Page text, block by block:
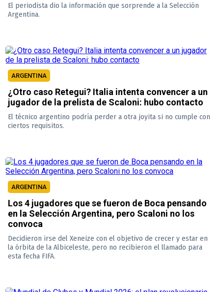
El periodista dio la información que sorprende a la Selección
Argentina.
ARGENTINA
¿Otro caso Retegui? Italia intenta convencer a un
jugador de la prelista de Scaloni: hubo contacto
El técnico argentino podría perder a otra joyita si no cumple con
ciertos requisitos.
ARGENTINA
Los 4 jugadores que se fueron de Boca pensando
en la Selección Argentina, pero Scaloni no los
convoca
Decidieron irse del Xeneize con el objetivo de crecer y estar en
la órbita de la Albiceleste, pero no recibieron el llamado para
esta fecha FIFA.